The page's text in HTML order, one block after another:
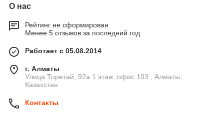
О нас
Рейтинг не сформирован
Менее 5 отзывов за последний год
Работает с 05.08.2014
г. Алматы
​Улица Торетай, 92а​ 1 этаж ,офис 103., Алматы,
Казахстан
Контакты